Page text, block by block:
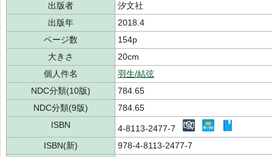
出版者
汐文社
出版年
2018.4
ページ数
154p
大きさ
20cm
個人件名
羽生/結弦
NDC分類(10版)
784.65
NDC分類(9版)
784.65
ISBN
4-8113-2477-7
ISBN(新)
978-4-8113-2477-7